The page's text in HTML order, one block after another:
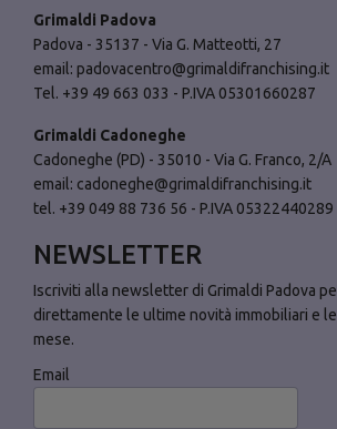
Grimaldi Padova
Padova - 35137 - Via G. Matteotti, 27
email: padovacentro@grimaldifranchising.it
Tel. +39 49 663 033 - P.IVA 05301660287
Grimaldi Cadoneghe
Cadoneghe (PD) - 35010 - Via G. Franco, 2/A
email: cadoneghe@grimaldifranchising.it
tel. +39 049 88 736 56 - P.IVA 05322440289
NEWSLETTER
Iscriviti alla newsletter di Grimaldi Padova
direttamente le ultime novità immobiliari e
mese.
Email